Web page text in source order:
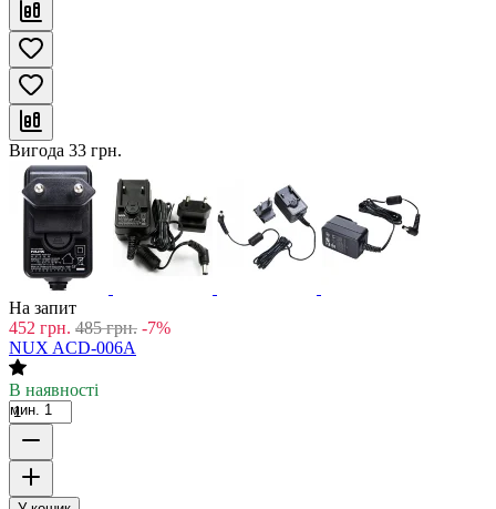
Вигода 33 грн.
На запит
452 грн. 485 грн. -7%
NUX ACD-006A
В наявності
мин. 1